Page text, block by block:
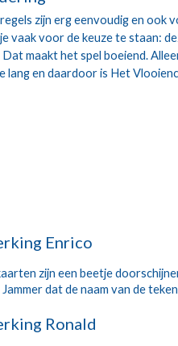
zijn erg eenvoudig en ook
vaak voor de keuze te staan:
Dat maakt het spel boeiend.
lang en daardoor is Het
Enrico
zijn een beetje
Jammer dat de naam van de
Ronald